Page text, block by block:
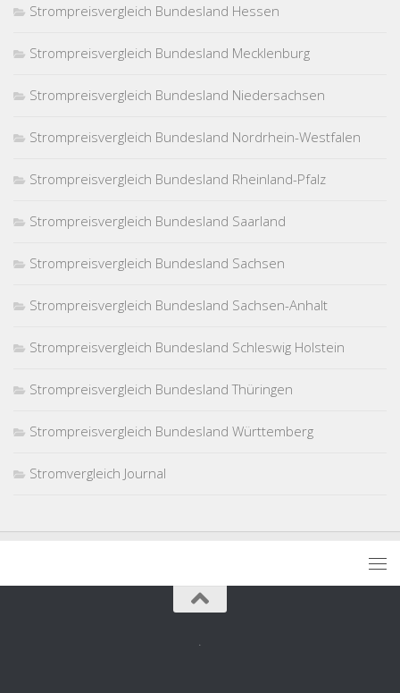
Strompreisvergleich Bundesland Hessen
Strompreisvergleich Bundesland Mecklenburg
Strompreisvergleich Bundesland Niedersachsen
Strompreisvergleich Bundesland Nordrhein-Westfalen
Strompreisvergleich Bundesland Rheinland-Pfalz
Strompreisvergleich Bundesland Saarland
Strompreisvergleich Bundesland Sachsen
Strompreisvergleich Bundesland Sachsen-Anhalt
Strompreisvergleich Bundesland Schleswig Holstein
Strompreisvergleich Bundesland Thüringen
Strompreisvergleich Bundesland Württemberg
Stromvergleich Journal